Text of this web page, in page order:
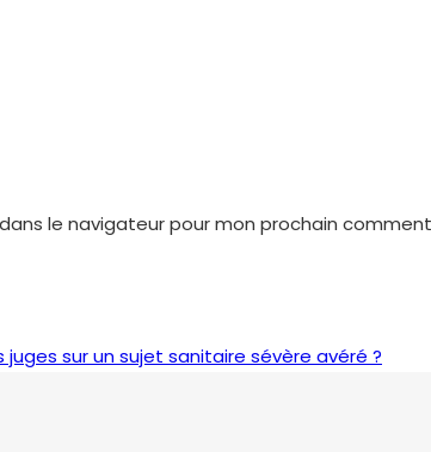
le navigateur pour mon prochain
sur un sujet sanitaire sévère avéré ?